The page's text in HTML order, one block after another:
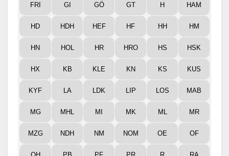
FRI GI GÖ GT H HAM
HD HDH HEF HF HH HM
HN HOL HR HRO HS HSK
HX KB KLE KN KS KUS
KYF LA LDK LIP LOS MAB
MG MHL MI MK ML MR
MZG NDH NM NOM OE OF